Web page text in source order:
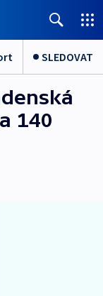
SLEDOVAT
140